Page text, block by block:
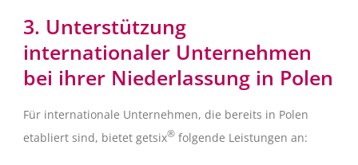
3. Unterstützung
internationaler Unternehmen
bei ihrer Niederlassung in Polen
Für internationale Unternehmen, die bereits in Polen
etabliert sind, bietet getsix® folgende Leistungen an: